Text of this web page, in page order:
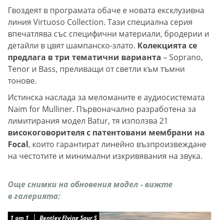
Гвоздеят в програмата обаче е новата ексклузивна
линия Virtuoso Collection. Тази специална серия
впечатлява със специфични материали, бродерии и
детайли в цвят шампанско-злато. Колекцията се
предлага в три тематични варианта – Soprano,
Tenor и Bass, преливащи от светли към тъмни
тонове.
Истинска наслада за меломаните е аудиосистемата
Naim for Mulliner. Първоначално разработена за
лимитирания модел Batur, тя използва 21
високоговорителя с патентовани мембрани на
Focal, които гарантират линейно възпроизвеждане
на честотите и минимални изкривявания на звука.
Още снимки на обновения модел - вижте
вгалерията:
1 от 1 Bentley Flying Spur S